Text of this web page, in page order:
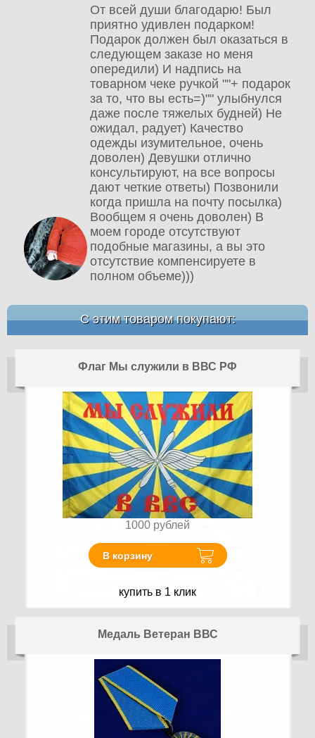
От всей души благодарю! Был
приятно удивлен подарком!
Подарок должен был оказаться в
следующем заказе но меня
опередили) И надпись на
товарном чеке ручкой ""+ подарок
за то, что вы есть=)"" улыбнулся
даже после тяжелых будней) Не
ожидал, радует) Качество
одежды изумительное, очень
доволен) Девушки отлично
консультируют, на все вопросы
дают четкие ответы) Позвонили
когда пришла на почту посылка)
Вообщем я очень доволен) В
моем городе отсутствуют
подобные магазины, а вы это
отсутствие компенсируете в
полном объеме)))
С этим товаром покупают:
Флаг Мы служили в ВВС РФ
1000 рублей
В корзину
купить в 1 клик
Медаль Ветеран ВВС